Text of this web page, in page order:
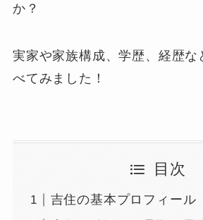
か？
実家や家族構成、学歴、経歴な
べてみました！
目次
吉住の基本プロフィール